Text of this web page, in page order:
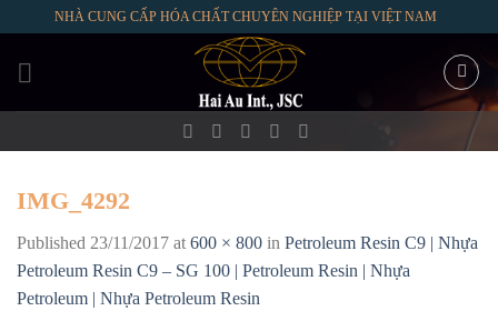
content
NHÀ CUNG CẤP HÓA CHẤT CHUYÊN NGHIỆP TẠI VIỆT NAM
IMG_4292
Published 23/11/2017 at 600 × 800 in Petroleum Resin C9 | Nhựa
Petroleum Resin C9 – SG 100 | Petroleum Resin | Nhựa
Petroleum | Nhựa Petroleum Resin